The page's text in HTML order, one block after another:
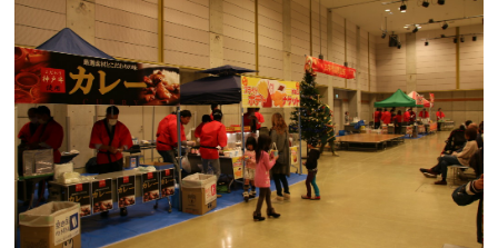
お客様の声
会社案内
経営理念・
会社案内
スタッフ紹介
KATSUMIの
取り組み
採用情報